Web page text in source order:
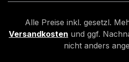
Alle Preise inkl. gesetzl.
Versandkosten und ggf.
nicht anders